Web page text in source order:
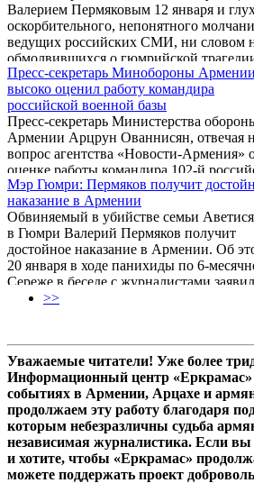
Валерием Пермяковым 12 января и
оскорбительного, непонятного
ведущих российских СМИ, ни словом
обмолвившихся о гюмрийской
первые ее дни, очередной выпуск
программы Андрея Малахова "Пусть
говорят" выглядел как чудовищное
издевательство над болью и горем
сотен тысяч людей, скорбевших о
жертвах этого страшного,
беспрецедентного преступления. А
могло быть иначе?
Пресс-секретарь Минобороны Армении
высоко оценил работу командира
российской военной базы
Пресс-секретарь Министерства
Армении Арцрун Ованнисян, отвечая
вопрос агентства «Новости-Армения»
оценке работы командира 102-й
военной базы, полковника Андрея
Рузинского, заявил, что оценивает его
деятельность очень высоко.
Мэр Гюмри: Пермяков получит
наказание в Армении
Обвиняемый в убийстве семьи
в Гюмри Валерий Пермяков получит
достойное наказание в Армении. Об
20 января в ходе панихиды по 6-
Сереже в беседе с журналистами
Гюмри Самвел Баласанян.
>>
Уважаемые читатели! Уже более
Информационный центр «Еркрамас»
событиях в Армении, Арцахе и
продолжаем эту работу благодаря
которым небезразличны судьба
независимая журналистика. Если
и хотите, чтобы «Еркрамас»
можете поддержать проект